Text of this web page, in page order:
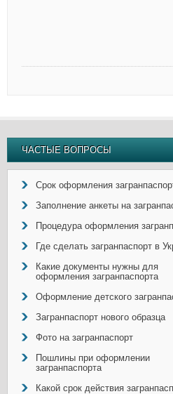
ЧАСТЫЕ ВОПРОСЫ
Срок оформления
Заполнение анкеты на
Процедура оформления
Где сделать загранпаспорт в
Какие документы нужны для
оформления загранпаспорта
Оформление детского
Загранпаспорт нового образца
Фото на загранпаспорт
Пошлины при оформлении
загранпаспорта
Какой срок действия